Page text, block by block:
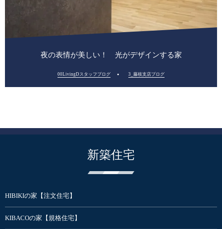
夜の表情が美しい！ 光がデザインする家
00LivingDスタッフブログ 3_藤枝支店ブログ
新築住宅
HIBIKIの家【注文住宅】
KIBACOの家【規格住宅】